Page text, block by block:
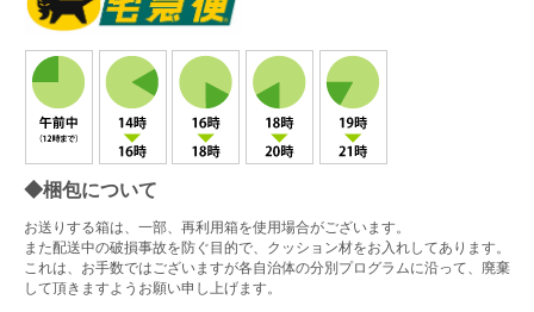
◆梱包について
お送りする箱は、一部、再利用箱を使用場合がございます。
また配送中の破損事故を防ぐ目的で、クッション材をお入れしてあります。
これは、お手数ではございますが各自治体の分別プログラムに沿って、廃棄
して頂きますようお願い申し上げます。